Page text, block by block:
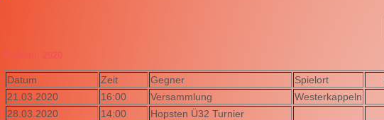
Fußball: 2020
Datum Zeit Gegner Spielort
21.03.2020
16:00 Versammlung
Westerkappeln
28.03.2020
14:00
Hopsten Ü32 Turnier